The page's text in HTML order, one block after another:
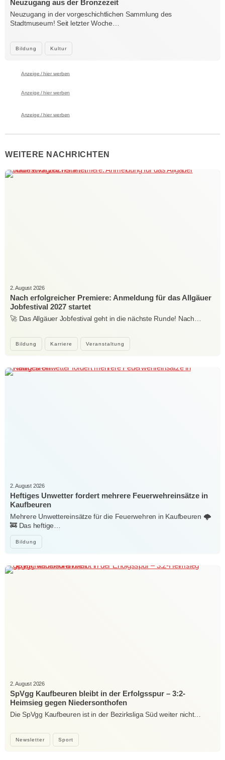
Bildung Kultur
Neuzugang aus der Bronzezeit
Neuzugang in der vorgeschichtlichen Sammlung des
Stadtmuseum! Seit letzter Woche…
Anzeige / hier werben
Anzeige / hier werben
Anzeige / hier werben
WEITERE NACHRICHTEN
Bildung Karriere Veranstaltung
2. August 2026
Nach erfolgreicher Premiere: Anmeldung für das Allgäuer
Jobfestival 2027 startet
🚀 Das Allgäuer Jobfestival geht in die nächste Runde! Nach…
Bildung
2. August 2026
Heftiges Unwetter fordert mehrere Feuerwehreinsätze in
Kaufbeuren
Mehrere Unwettereinsätze für die Feuerwehren in Kaufbeuren 🌩️
🚒 Das heftige…
Newsletter Sport
2. August 2026
SpVgg Kaufbeuren bleibt in der Erfolgsspur – 3:2-
Heimsieg gegen Niedersonthofen
Die SpVgg Kaufbeuren ist in der Bezirksliga Süd weiter nicht…